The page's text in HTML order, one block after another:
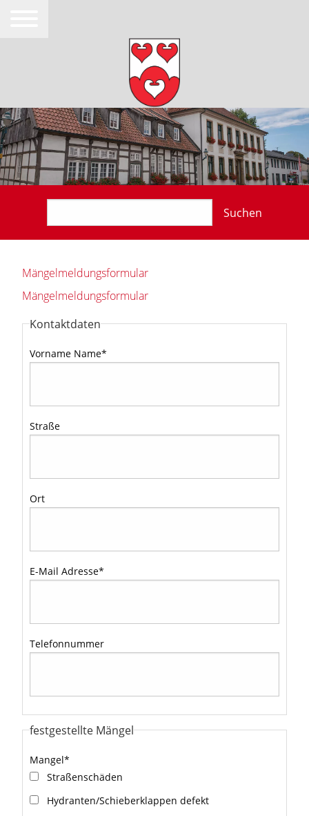
Suchen
Mängelmeldungsformular
Mängelmeldungsformular
Kontaktdaten
Vorname Name*
Straße
Ort
E-Mail Adresse*
Telefonnummer
festgestellte Mängel
Mangel*
Straßenschäden
Hydranten/Schieberklappen defekt